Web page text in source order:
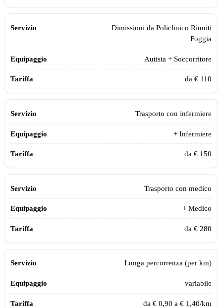
Dimissioni da Policlinico Riuniti
Foggia
Autista + Soccorritore
da € 110
Trasporto con infermiere
+ Infermiere
da € 150
Trasporto con medico
+ Medico
da € 280
Lunga percorrenza (per km)
variabile
da € 0,90 a € 1,40/km